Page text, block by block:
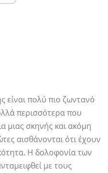
είναι πολύ πιο ζωντανό
περισσότερα που
μιας σκηνής και ακόμη
αισθάνονται ότι έχουν
Η δολοφονία των
με τους